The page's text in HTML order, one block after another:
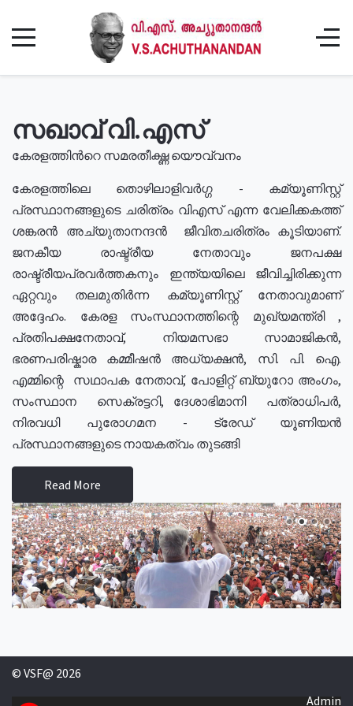
സഖാവ് വി.എസ്
കേരളത്തിൻറെ സമരതീക്ഷ്ണ യൌവ്വനം
കേരളത്തിലെ തൊഴിലാളിവർഗ്ഗ - കമ്യൂണിസ്റ്റ്
പ്രസ്ഥാനങ്ങളുടെ ചരിത്രം വിഎസ് എന്ന വേലിക്കകത്ത്
ശങ്കരൻ അച്യുതാനന്ദൻ ജീവിതചരിത്രം കൂടിയാണ്.
ജനകീയ രാഷ്ട്രീയ നേതാവും ജനപക്ഷ
രാഷ്ട്രീയപ്രവർത്തകനും ഇന്ത്യയിലെ ജീവിച്ചിരിക്കുന്ന
ഏറ്റവും തലമുതിർന്ന കമ്യൂണിസ്റ്റ് നേതാവുമാണ്
അദ്ദേഹം. കേരള സംസ്ഥാനത്തിന്റെ മുഖ്യമന്ത്രി ,
പ്രതിപക്ഷനേതാവ്, നിയമസഭാ സാമാജികൻ,
ഭരണപരിഷ്കാര കമ്മീഷൻ അധ്യക്ഷൻ, സി. പി. ഐ.
എമ്മിന്റെ സഥാപക നേതാവ്, പോളിറ്റ് ബ്യുറോ അംഗം,
സംസ്ഥാന സെക്രട്ടറി, ദേശാഭിമാനി പത്രാധിപർ,
നിരവധി പുരോഗമന - ട്രേഡ് യൂണിയൻ
പ്രസ്ഥാനങ്ങളുടെ നായകത്വം തുടങ്ങി
Read More
© VSF@ 2026
Admin